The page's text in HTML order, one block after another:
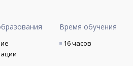
Время обучения
16 часов